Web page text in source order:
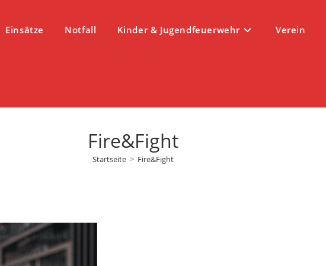
Einsätze Notfall Kinder & Jugendfeuerwehr Verein
Fire&Fight
Startseite > Fire&Fight